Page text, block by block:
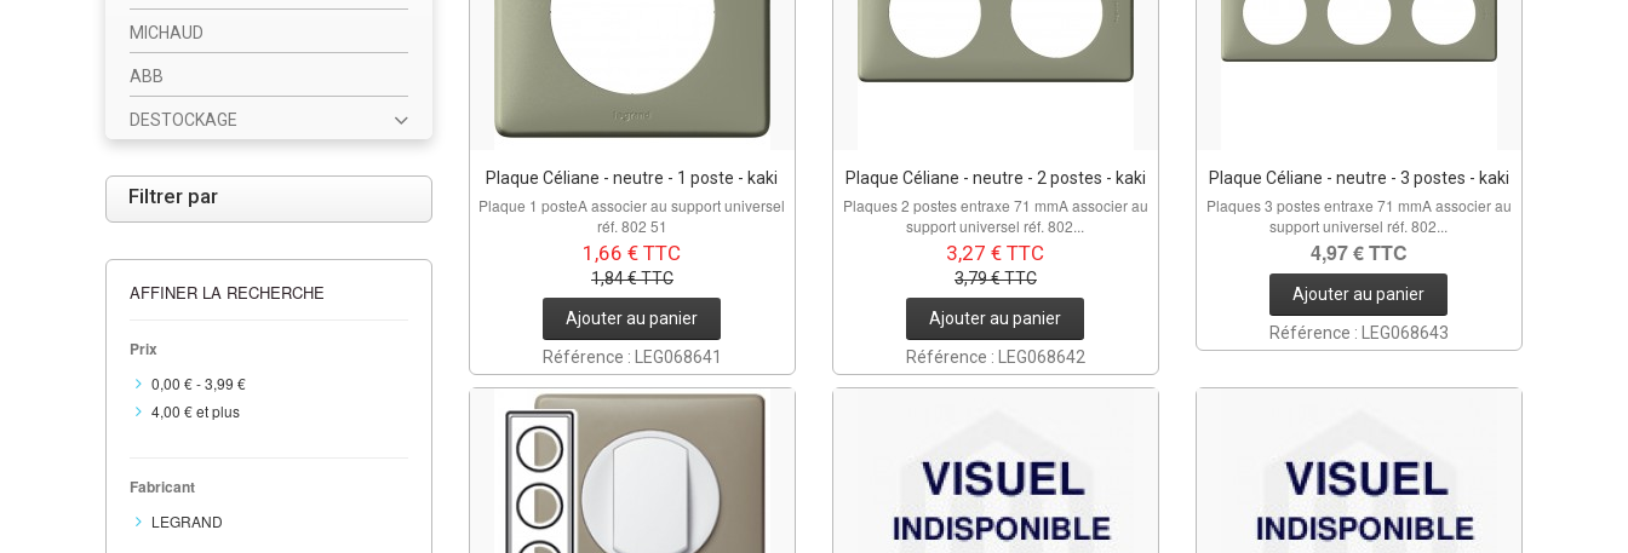
Plaque Céliane - neutre - 1 poste - kaki
Plaque 1 posteA associer au support universel
réf. 802 51
1,66 € TTC
1,84 € TTC
Ajouter au panier
Référence : LEG068641
Plaque Céliane - neutre - 2 postes - kaki
Plaques 2 postes entraxe 71 mmA associer au
support universel réf. 802...
3,27 € TTC
3,79 € TTC
Ajouter au panier
Référence : LEG068642
Plaque Céliane - neutre - 3 postes - kaki
Plaques 3 postes entraxe 71 mmA associer au
support universel réf. 802...
4,97 € TTC
Ajouter au panier
Référence : LEG068643
MICHAUD
ABB
DESTOCKAGE
Filtrer par
AFFINER LA RECHERCHE
Prix
0,00 €-3,99 €
4,00 €et plus
Fabricant
LEGRAND